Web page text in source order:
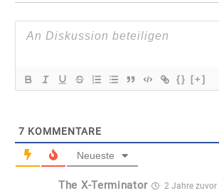
{} [+]
7 KOMMENTARE
Neueste
The X-Terminator 2 Jahre zuvor